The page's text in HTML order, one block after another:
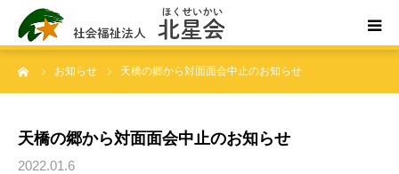
お知らせ 天橋の郷から対面面会中止のお知らせ
天橋の郷から対面面会中止のお知らせ
2022.01.6
ホーム